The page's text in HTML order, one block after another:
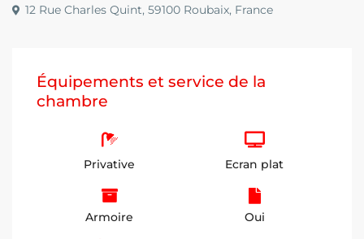
12 Rue Charles Quint, 59100 Roubaix, France
Équipements et service de la
chambre
Privative Ecran plat
Armoire Oui